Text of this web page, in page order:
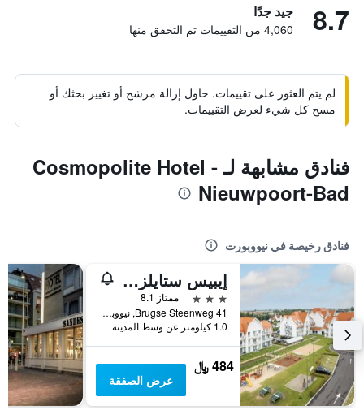
8.7 جيد جدًا
4,060 من التقييمات تم التحقق منها
لم يتم العثور على تقييمات. حاول إزالة مرشح أو تغيير بحثك أو
مسح كل شيء لعرض التقييمات.
فنادق مشابهة لـ Cosmopolite Hotel -
Nieuwpoort-Bad
فنادق رخيصة في نيووبورت
إيبيس ستايلز نيوبورت
3 نجوم
ممتاز 8.1
Brugse Steenweg 41, نيووبورت, بلجيكا
1.0 كيلومتر عن وسط المدينة
484 ﷼
عرض الصفقة